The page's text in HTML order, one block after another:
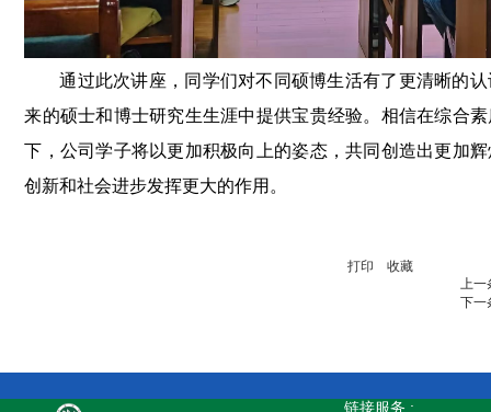
通过此次讲座，同学们对不同硕博生活有了更清晰的
来的硕士和博士研究生生涯中提供宝贵经验。相信在综合
下，公司学子将以更加积极向上的姿态，共同创造出更加
创新和社会进步发挥更大的作用。
打印
收藏
上一
下一
链接服务 :